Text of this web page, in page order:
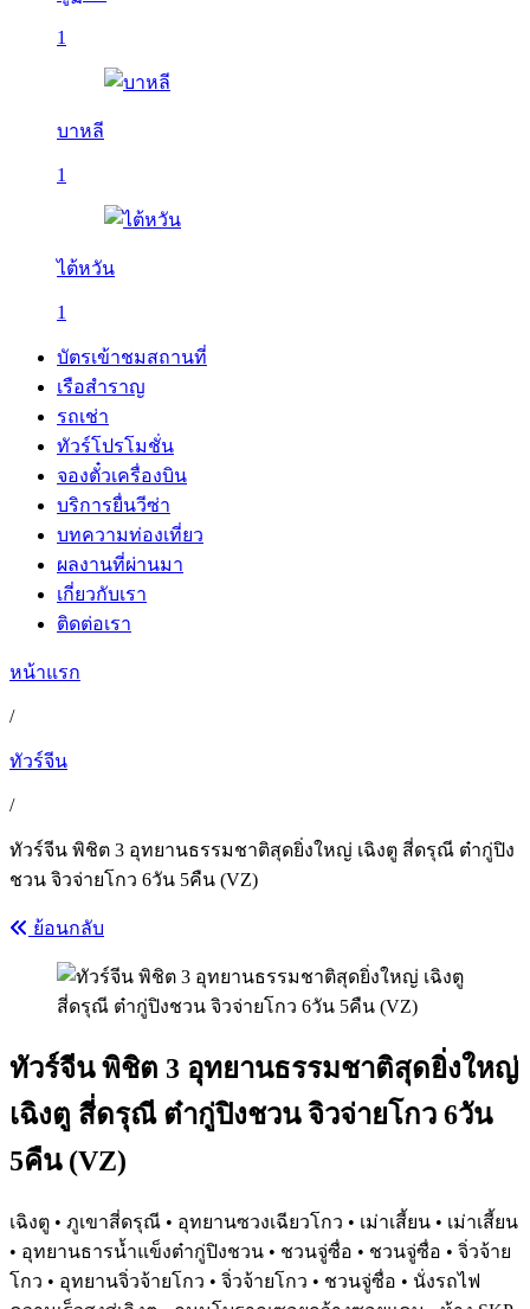
1
บาหลี
1
ไต้หวัน
1
บัตรเข้าชมสถานที่
เรือสำราญ
รถเช่า
ทัวร์โปรโมชั่น
จองตั๋วเครื่องบิน
บริการยื่นวีซ่า
บทความท่องเที่ยว
ผลงานที่ผ่านมา
เกี่ยวกับเรา
ติดต่อเรา
หน้าแรก
/
ทัวร์จีน
/
ทัวร์จีน พิชิต 3 อุทยานธรรมชาติสุดยิ่งใหญ่ เฉิงตู สี่ดรุณี ต๋ากู่ปิง
ชวน จิวจ่ายโกว 6วัน 5คืน (VZ)
ย้อนกลับ
ทัวร์จีน พิชิต 3 อุทยานธรรมชาติสุดยิ่งใหญ่
เฉิงตู สี่ดรุณี ต๋ากู่ปิงชวน จิวจ่ายโกว 6วัน
5คืน (VZ)
เฉิงตู • ภูเขาสี่ดรุณี • อุทยานซวงเฉียวโกว • เม่าเสี้ยน • เม่าเสี้ยน
• อุทยานธารนํ้าแข็งต๋ากู่ปิงชวน • ชวนจู่ซื่อ • ชวนจู่ซื่อ • จิ่วจ้าย
โกว • อุทยานจิ่วจ้ายโกว • จิ่วจ้ายโกว • ชวนจู่ซื่อ • นั่งรถไฟ